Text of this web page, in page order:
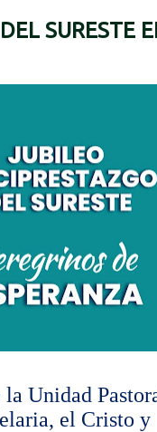
SURESTE
Unidad
el Cristo y